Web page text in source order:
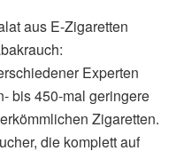
aus E-Zigaretten
Experten
bis 450-mal geringere
Zigaretten.
die komplett auf